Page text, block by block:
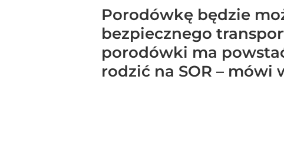
Porodówkę będzie
bezpiecznego
porodówki ma
rodzić na SOR –